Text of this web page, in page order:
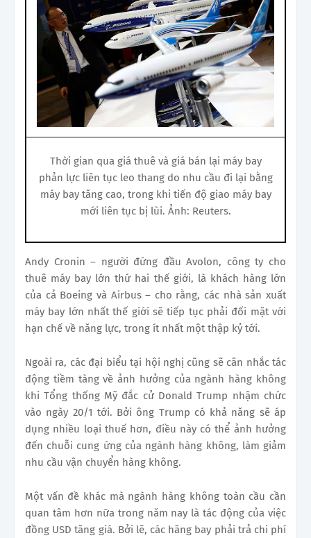
Thời gian qua giá thuê và giá bán lại máy bay
phản lực liên tục leo thang do nhu cầu đi lại bằng
máy bay tăng cao, trong khi tiến độ giao máy bay
mới liên tục bị lùi. Ảnh: Reuters.
Andy Cronin – người đứng đầu Avolon, công ty cho
thuê máy bay lớn thứ hai thế giới, là khách hàng lớn
của cả Boeing và Airbus – cho rằng, các nhà sản xuất
máy bay lớn nhất thế giới sẽ tiếp tục phải đối mặt với
hạn chế về năng lực, trong ít nhất một thập kỷ tới.
Ngoài ra, các đại biểu tại hội nghị cũng sẽ cân nhắc tác
động tiềm tàng về ảnh hưởng của ngành hàng không
khi Tổng thống Mỹ đắc cử Donald Trump nhậm chức
vào ngày 20/1 tới. Bởi ông Trump có khả năng sẽ áp
dụng nhiều loại thuế hơn, điều này có thể ảnh hưởng
đến chuỗi cung ứng của ngành hàng không, làm giảm
nhu cầu vận chuyển hàng không.
Một vấn đề khác mà ngành hàng không toàn cầu cần
quan tâm hơn nữa trong năm nay là tác động của việc
đồng USD tăng giá. Bởi lẽ, các hãng bay phải trả chi phí